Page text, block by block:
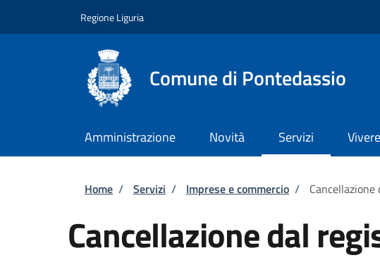
Regione Liguria
Comune di Pontedassio
Amministrazione Novità Servizi
Briciole di pane
Home / Servizi / Imprese e commercio /
Cancellazione dal